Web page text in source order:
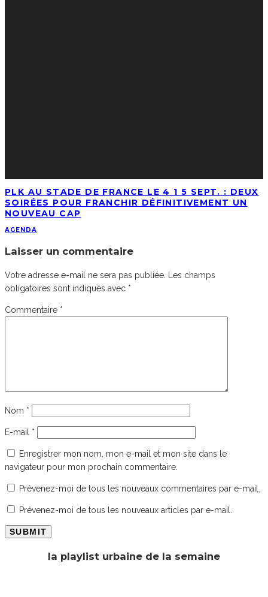
PLK AU STADE DE FRANCE LE 4 1 5 SEPT. : DEUX
SOIRÉES POUR FRANCHIR DÉFINITIVEMENT UN
NOUVEAU CAP
AGENDA
Laisser un commentaire
Votre adresse e-mail ne sera pas publiée. Les champs
obligatoires sont indiqués avec *
Commentaire *
Nom *
E-mail *
Enregistrer mon nom, mon e-mail et mon site dans le
navigateur pour mon prochain commentaire.
Prévenez-moi de tous les nouveaux commentaires par e-mail.
Prévenez-moi de tous les nouveaux articles par e-mail.
la playlist urbaine de la semaine